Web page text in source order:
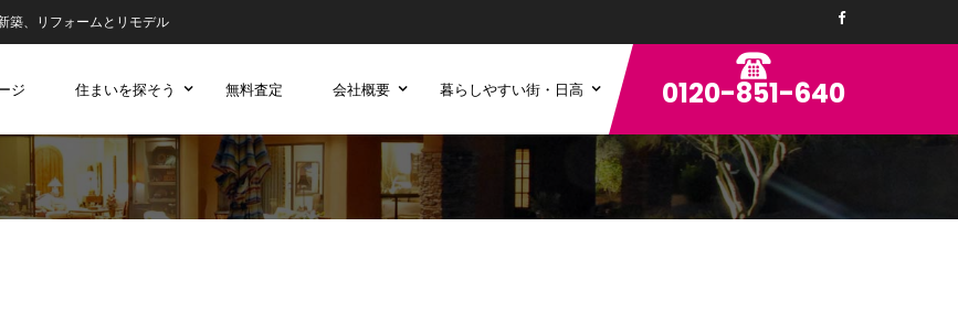
築、リフォームとリモデル
ジ 住まいを探そう 無料査定 会社概要 暮らしやすい街・日高 0120-851-640